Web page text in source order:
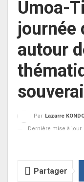
Umoa-
journée
autour
Par Lazarre
Dernière mise à jour
Partager